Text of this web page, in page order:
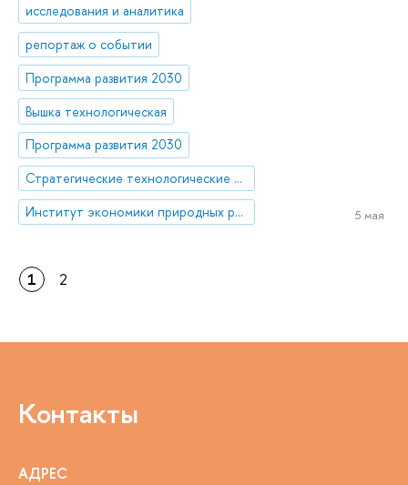
исследования и аналитика
репортаж о событии
Программа развития 2030
Вышка технологическая
Программа развития 2030
Стратегические технологические проекты
Институт экономики природных ресурсов и изменения климата
5 мая
1 2
Контакты
АДРЕС